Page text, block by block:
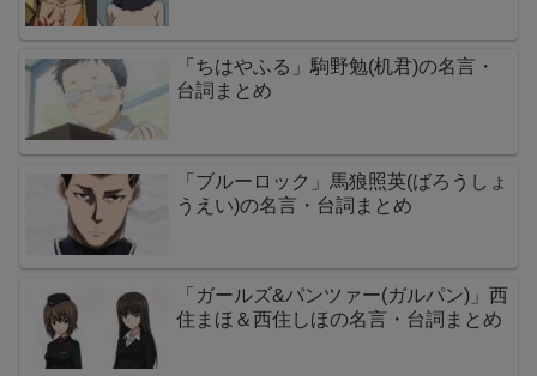
「ちはやふる」駒野勉(机君)の名言・
台詞まとめ
「ブルーロック」馬狼照英(ばろうしょ
うえい)の名言・台詞まとめ
「ガールズ&パンツァー(ガルパン)」西
住まほ＆西住しほの名言・台詞まとめ